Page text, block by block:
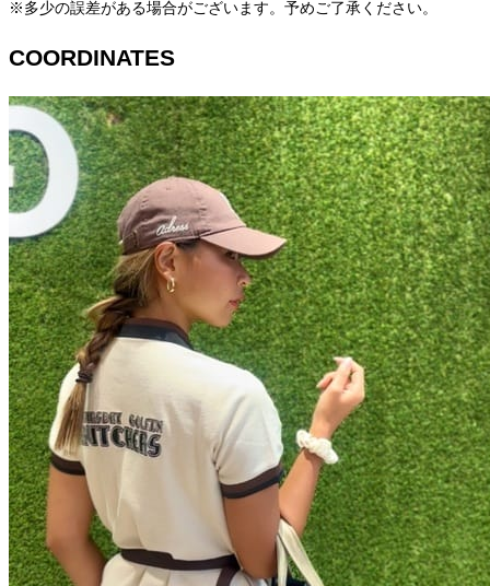
※多少の誤差がある場合がございます。予めご了承ください。
COORDINATES